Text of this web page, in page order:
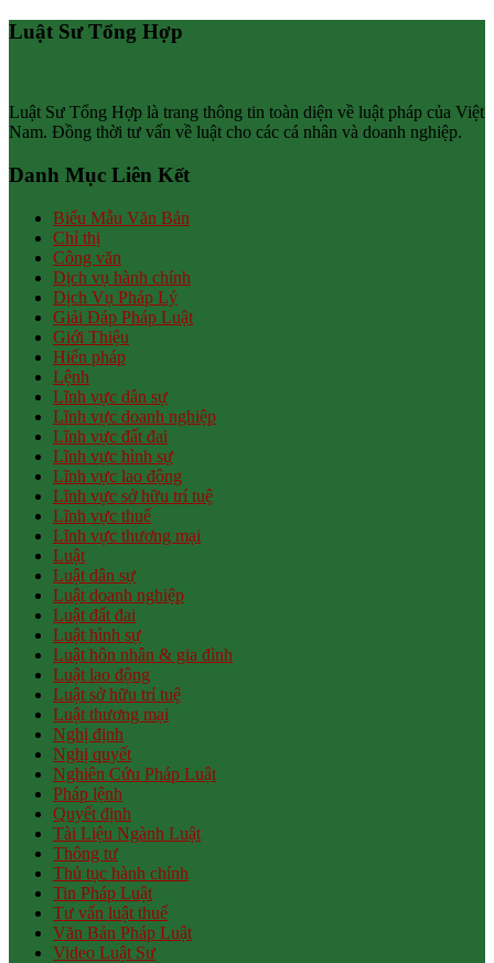
Luật Sư Tổng Hợp
Luật Sư Tổng Hợp là trang thông tin toàn diện về luật pháp của Việt
Nam. Đồng thời tư vấn về luật cho các cá nhân và doanh nghiệp.
Danh Mục Liên Kết
Biểu Mẫu Văn Bản
Chỉ thị
Công văn
Dịch vụ hành chính
Dịch Vụ Pháp Lý
Giải Đáp Pháp Luật
Giới Thiệu
Hiến pháp
Lệnh
Lĩnh vực dân sự
Lĩnh vực doanh nghiệp
Lĩnh vực đất đai
Lĩnh vực hình sự
Lĩnh vực lao động
Lĩnh vực sở hữu trí tuệ
Lĩnh vực thuế
Lĩnh vực thương mại
Luật
Luật dân sự
Luật doanh nghiệp
Luật đất đai
Luật hình sự
Luật hôn nhân & gia đình
Luật lao động
Luật sở hữu trí tuệ
Luật thương mại
Nghị định
Nghị quyết
Nghiên Cứu Pháp Luật
Pháp lệnh
Quyết định
Tài Liệu Ngành Luật
Thông tư
Thủ tục hành chính
Tin Pháp Luật
Tư vấn luật thuế
Văn Bản Pháp Luật
Video Luật Sư